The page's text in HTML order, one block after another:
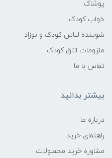
پوشاک
خواب کودک
شوینده لباس کودک و نوزاد
ملزومات اتاق کودک
تماس با ما
بیشتر بدانید
درباره ما
راهنمای خرید
مشاوره خرید محصولات